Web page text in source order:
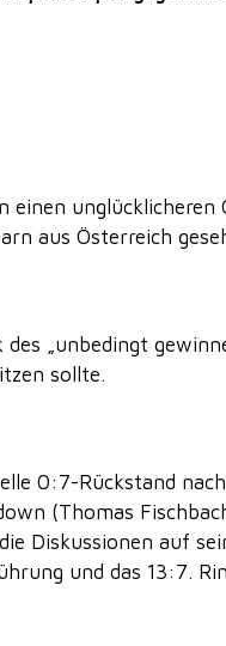
einen
aus Österreich
des „unbedingt
sollte.
0:7-Rückstand
(Thomas
Diskussionen auf
und das 13:7.